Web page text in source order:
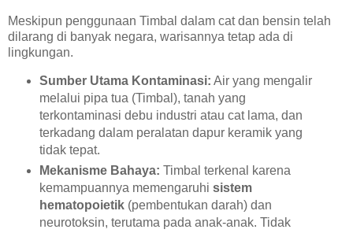
Meskipun penggunaan Timbal dalam cat dan bensin telah
dilarang di banyak negara, warisannya tetap ada di
lingkungan.
Sumber Utama Kontaminasi: Air yang mengalir
melalui pipa tua (Timbal), tanah yang
terkontaminasi debu industri atau cat lama, dan
terkadang dalam peralatan dapur keramik yang
tidak tepat.
Mekanisme Bahaya: Timbal terkenal karena
kemampuannya memengaruhi sistem
hematopoietik(pembentukan darah) dan
neurotoksin, terutama pada anak-anak. Tidak